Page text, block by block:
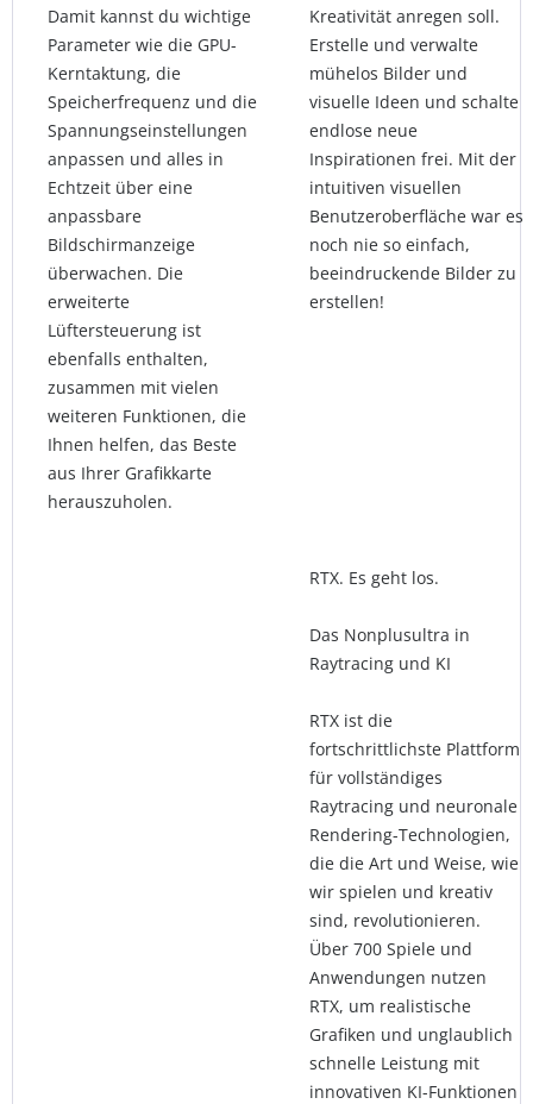
Damit kannst du wichtige
Parameter wie die GPU-
Kerntaktung, die
Speicherfrequenz und die
Spannungseinstellungen
anpassen und alles in
Echtzeit über eine
anpassbare
Bildschirmanzeige
überwachen. Die
erweiterte
Lüftersteuerung ist
ebenfalls enthalten,
zusammen mit vielen
weiteren Funktionen, die
Ihnen helfen, das Beste
aus Ihrer Grafikkarte
herauszuholen.
Kreativität anregen soll.
Erstelle und verwalte
mühelos Bilder und
visuelle Ideen und schalte
endlose neue
Inspirationen frei. Mit der
intuitiven visuellen
Benutzeroberfläche war es
noch nie so einfach,
beeindruckende Bilder zu
erstellen!
RTX. Es geht los.
Das Nonplusultra in
Raytracing und KI
RTX ist die
fortschrittlichste Plattform
für vollständiges
Raytracing und neuronale
Rendering-Technologien,
die die Art und Weise, wie
wir spielen und kreativ
sind, revolutionieren.
Über 700 Spiele und
Anwendungen nutzen
RTX, um realistische
Grafiken und unglaublich
schnelle Leistung mit
innovativen KI-Funktionen